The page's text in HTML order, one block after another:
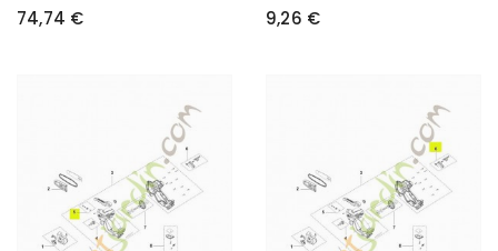
74,74 € 9,26 €